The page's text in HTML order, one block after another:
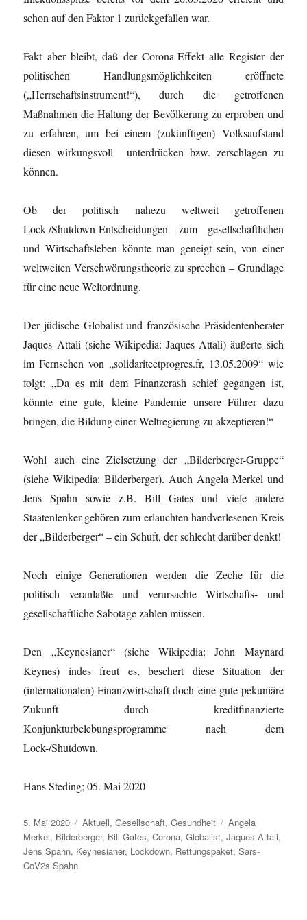
schon auf den Faktor 1 zurückgefallen war.
Fakt aber bleibt, daß der Corona-Effekt alle Register der
politischen Handlungsmöglichkeiten eröffnete
(„Herrschaftsinstrument!“), durch die getroffenen
Maßnahmen die Haltung der Bevölkerung zu erproben und
zu erfahren, um bei einem (zukünftigen) Volksaufstand
diesen wirkungsvoll unterdrücken bzw. zerschlagen zu
können.
Ob der politisch nahezu weltweit getroffenen
Lock-/Shutdown-Entscheidungen zum gesellschaftlichen
und Wirtschaftsleben könnte man geneigt sein, von einer
weltweiten Verschwörungstheorie zu sprechen – Grundlage
für eine neue Weltordnung.
Der jüdische Globalist und französische Präsidentenberater
Jaques Attali (siehe Wikipedia: Jaques Attali) äußerte sich
im Fernsehen von „solidariteetprogres.fr, 13.05.2009“ wie
folgt: „Da es mit dem Finanzcrash schief gegangen ist,
könnte eine gute, kleine Pandemie unsere Führer dazu
bringen, die Bildung einer Weltregierung zu akzeptieren!“
Wohl auch eine Zielsetzung der „Bilderberger-Gruppe“
(siehe Wikipedia: Bilderberger). Auch Angela Merkel und
Jens Spahn sowie z.B. Bill Gates und viele andere
Staatenlenker gehören zum erlauchten handverlesenen Kreis
der „Bilderberger“ – ein Schuft, der schlecht darüber denkt!
Noch einige Generationen werden die Zeche für die
politisch veranlaßte und verursachte Wirtschafts- und
gesellschaftliche Sabotage zahlen müssen.
Den „Keynesianer“ (siehe Wikipedia: John Maynard
Keynes) indes freut es, beschert diese Situation der
(internationalen) Finanzwirtschaft doch eine gute pekuniäre
Zukunft durch kreditfinanzierte
Konjunkturbelebungsprogramme nach dem
Lock-/Shutdown.
Hans Steding; 05. Mai 2020
Veröffentlicht
am
5. Mai 2020 Kategorien
Aktuell,Gesellschaft,Gesundheit Schlagwörter
Angela
Merkel, Bilderberger, Bill Gates,Corona,Globalist,Jaques Attali,
Jens Spahn, Keynesianer, Lockdown, Rettungspaket,Sars-
CoV2s Spahn